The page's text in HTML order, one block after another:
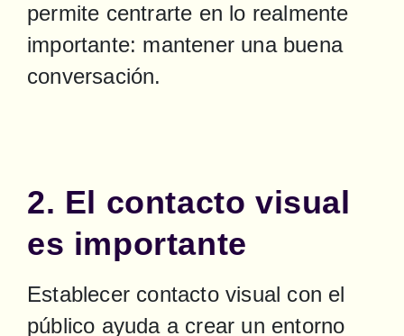
permite centrarte en lo realmente
importante: mantener una buena
conversación.
2. El contacto visual
es importante
Establecer contacto visual con el
público ayuda a crear un entorno